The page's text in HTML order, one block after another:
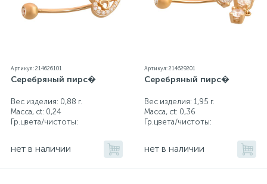
Артикул: 214626101
Серебряный пирс�
Вес изделия: 0,88 г.
Масса, ct: 0,24
Гр.цвета/чистоты:
нет в наличии
Артикул: 214629201
Серебряный пирс�
Вес изделия: 1,95 г.
Масса, ct: 0,36
Гр.цвета/чистоты:
нет в наличии